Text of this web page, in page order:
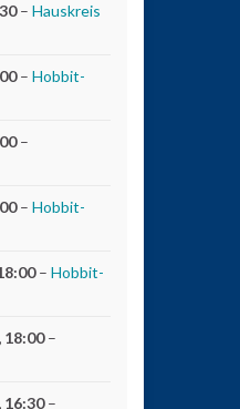
– Hauskreis
– Hobbit-
–
– Hobbit-
– Hobbit-
18:00–
16:30–